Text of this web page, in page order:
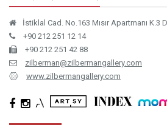
İstiklal Cad. No.163 Mısır Apartmanı K.3
+90 212 251 12 14
+90 212 251 42 88
zilberman@zilbermangallery.com
www.zilbermangallery.com